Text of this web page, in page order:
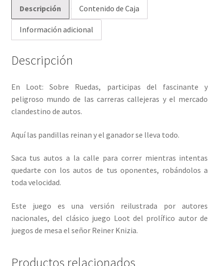
Descripción Contenido de Caja
Información adicional
Descripción
En Loot: Sobre Ruedas, participas del fascinante y
peligroso mundo de las carreras callejeras y el mercado
clandestino de autos.
Aquí las pandillas reinan y el ganador se lleva todo.
Saca tus autos a la calle para correr mientras intentas
quedarte con los autos de tus oponentes, robándolos a
toda velocidad.
Este juego es una versión reilustrada por autores
nacionales, del clásico juego Loot del prolífico autor de
juegos de mesa el señor Reiner Knizia.
Productos relacionados